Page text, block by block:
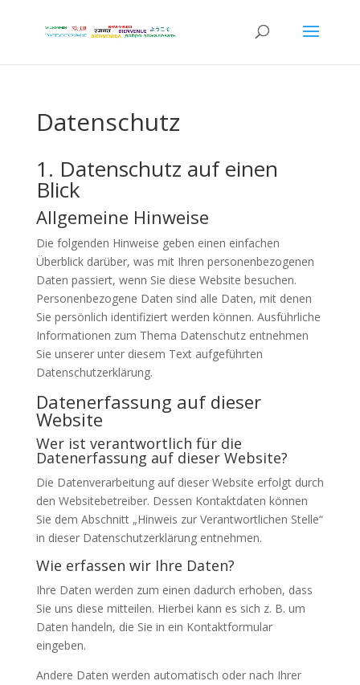
Datenschutz
1. Datenschutz auf einen
Blick
Allgemeine Hinweise
Die folgenden Hinweise geben einen einfachen
Überblick darüber, was mit Ihren personenbezogenen
Daten passiert, wenn Sie diese Website besuchen.
Personenbezogene Daten sind alle Daten, mit denen
Sie persönlich identifiziert werden können. Ausführliche
Informationen zum Thema Datenschutz entnehmen
Sie unserer unter diesem Text aufgeführten
Datenschutzerklärung.
Datenerfassung auf dieser
Website
Wer ist verantwortlich für die
Datenerfassung auf dieser Website?
Die Datenverarbeitung auf dieser Website erfolgt durch
den Websitebetreiber. Dessen Kontaktdaten können
Sie dem Abschnitt „Hinweis zur Verantwortlichen Stelle“
in dieser Datenschutzerklärung entnehmen.
Wie erfassen wir Ihre Daten?
Ihre Daten werden zum einen dadurch erhoben, dass
Sie uns diese mitteilen. Hierbei kann es sich z. B. um
Daten handeln, die Sie in ein Kontaktformular
eingeben.
Andere Daten werden automatisch oder nach Ihrer